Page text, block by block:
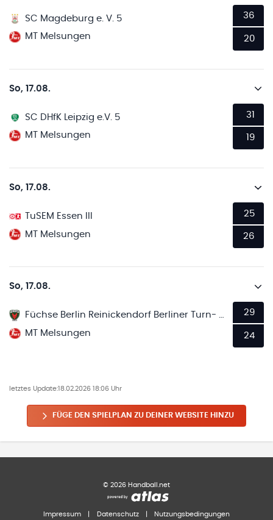
SC Magdeburg e. V. 5
MT Melsungen
36
20
So, 17.08.
SC DHfK Leipzig e.V. 5
MT Melsungen
31
19
So, 17.08.
TuSEM Essen III
MT Melsungen
25
26
So, 17.08.
Füchse Berlin Reinickendorf Berliner Turn- und Sportverein von 1891 e.V. 5
MT Melsungen
29
24
letztes Update:18.02.2026 18:06 Uhr
FÜGE DEN SPIELPLAN ZU DEINER WEBSITE HINZU
© 2026 Handball.net
Impressum Datenschutz Nutzungsbedingungen